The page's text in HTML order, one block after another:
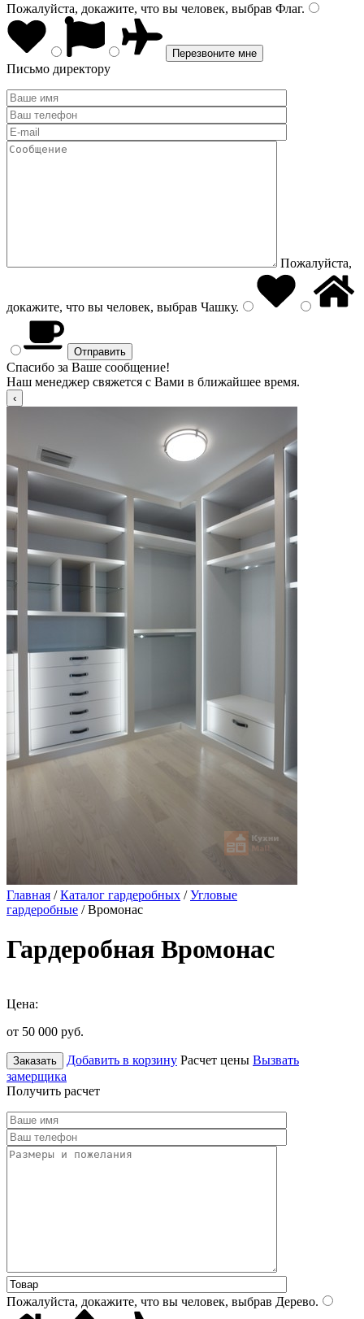
Пожалуйста, докажите, что вы человек, выбрав Флаг.
Письмо директору
Пожалуйста,
докажите, что вы человек, выбрав Чашку.
Спасибо за Ваше сообщение!
Наш менеджер свяжется с Вами в ближайшее время.
Главная /Каталог гардеробных /Угловые
гардеробные / Вромонас
Гардеробная Вромонас
Цена:
от 50 000 руб.
Заказать Добавить в корзину Расчет цены Вызвать
замерщика
Получить расчет
Пожалуйста, докажите, что вы человек, выбрав Дерево.